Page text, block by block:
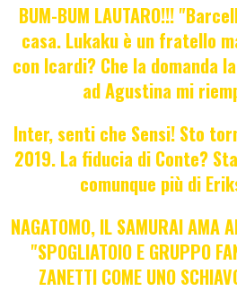
BUM-BUM LAUTARO!!!
casa. Lukaku è un fratello
con Icardi? Che la domanda
ad Agustina mi
Inter, senti che Sensi! Sto
2019. La fiducia di Conte?
comunque più di
NAGATOMO, IL SAMURAI AMA
"SPOGLIATOIO E GRUPPO
ZANETTI COME UNO